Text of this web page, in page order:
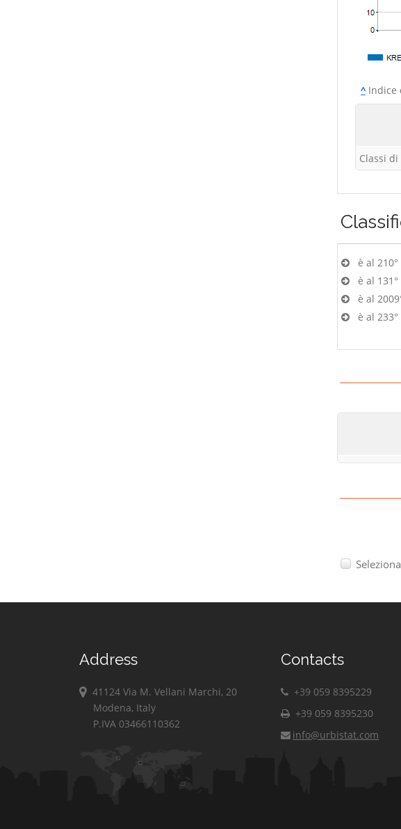
^Indice
Classi
è al
è al
è al
è al
Address
41124 Via M. Vellani Marchi, 20
Modena, Italy
P.IVA 03466110362
Contacts
+39 059 8395229
+39 059 8395230
info@urbistat.com